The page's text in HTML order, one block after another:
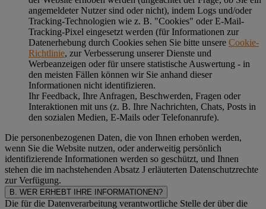
angemeldeter Nutzer sind oder nicht), indem Logs und/oder
Tracking-Technologien wie z. B. "Cookies" oder E-Mail-
Tracking-Pixel eingesetzt werden (für Informationen zur
Datenerhebung durch Cookies sehen Sie bitte unsere Cookie-
Richtlinie, zur Verbesserung unserer Dienste und
Werbeanzeigen oder für unsere statistische Auswertung - in
den meisten Fällen können wir Sie anhand dieser
Informationen nicht identifizieren.
Ihr Feedback, Ihre Anfragen, Beschwerden, Fragen oder
Interaktionen mit uns (z. B. Ihre Nachrichten, Chats, Posts in
den sozialen Medien, E-Mails oder Telefonanrufe).
Die personenbezogenen Daten, die von Ihnen erhoben werden,
wenn Sie die Website nutzen, oder anderweitig persönlich
identifizierende Informationen werden so geschützt, und Ihnen
stehen die im nachstehenden Absatz J erläuterten Datenschutzrechte
zur Verfügung.
B. WER ERHEBT IHRE INFORMATIONEN?
Die für die Datenverarbeitung verantwortliche Stelle der über die